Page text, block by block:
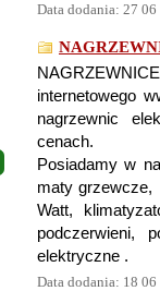
Data dodania: 27
internetowego
nagrzewnic
cenach.
Posiadamy w
maty grzewcze,
Watt,
podczerwieni,
elektryczne .
Data dodania: 18